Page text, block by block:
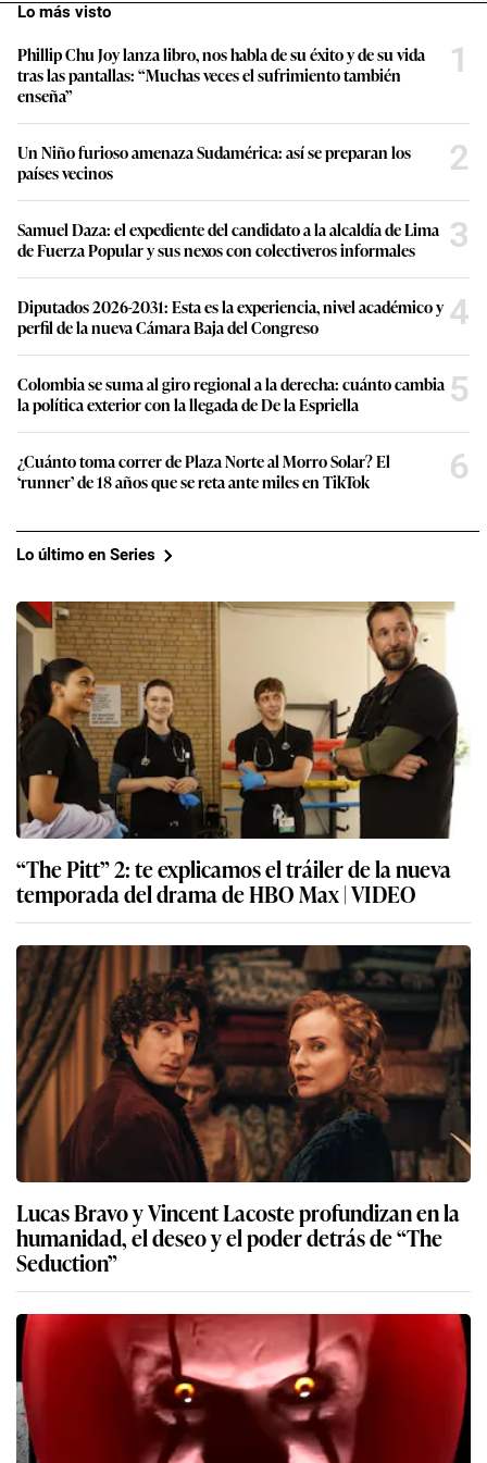
Lo más visto
Phillip Chu Joy lanza libro, nos habla de su éxito y de su vida
tras las pantallas: “Muchas veces el sufrimiento también
enseña”
1
Un Niño furioso amenaza Sudamérica: así se preparan los
países vecinos
2
Samuel Daza: el expediente del candidato a la alcaldía de Lima
de Fuerza Popular y sus nexos con colectiveros informales
3
Diputados 2026-2031: Esta es la experiencia, nivel académico y
perfil de la nueva Cámara Baja del Congreso
4
Colombia se suma al giro regional a la derecha: cuánto cambia
la política exterior con la llegada de De la Espriella
5
¿Cuánto toma correr de Plaza Norte al Morro Solar? El
‘runner’ de 18 años que se reta ante miles en TikTok
6
Lo último en Series
“The Pitt” 2: te explicamos el tráiler de la nueva
temporada del drama de HBO Max | VIDEO
Lucas Bravo y Vincent Lacoste profundizan en la
humanidad, el deseo y el poder detrás de “The
Seduction”